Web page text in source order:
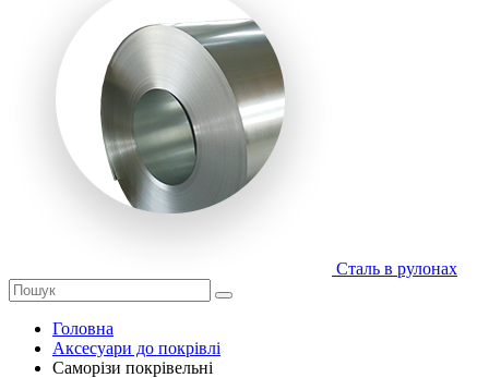
Сталь в рулонах
Головна
Аксесуари до покрівлі
Саморізи покрівельні